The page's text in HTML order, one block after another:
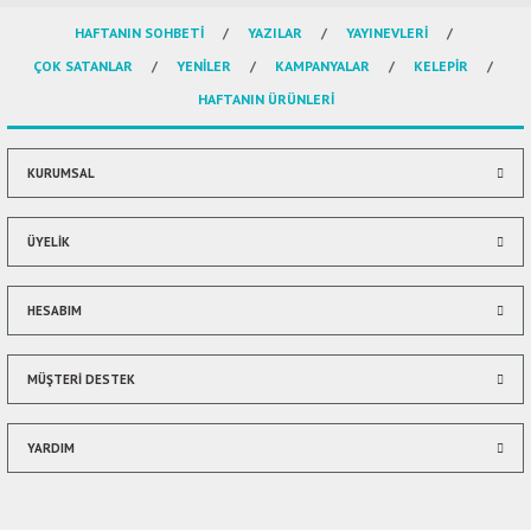
Ürün resmi kalitesiz, bozuk veya görüntülenemiyor.
Ürün açıklamasında eksik bilgiler bulunuyor.
Ürün bilgilerinde hatalar bulunuyor.
Bu ürüne benzer farklı alternatifler olmalı.
HAFTANIN SOHBETİ YAZILAR
YAYINEVLERİ
ÇOK SATANLAR
YENİLER KAMPANYALAR
KELEPİR
HAFTANIN ÜRÜNLERİ
KURUMSAL
ÜYELİK
HESABIM
MÜŞTERİ DESTEK
YARDIM